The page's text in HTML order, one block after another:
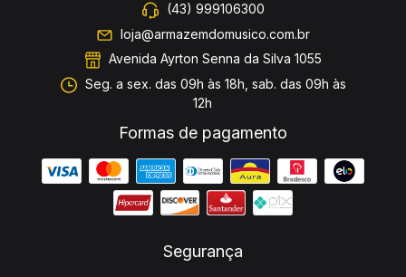
(43) 999106300
loja@armazemdomusico.com.br
Avenida Ayrton Senna da Silva 1055
Seg. a sex. das 09h às 18h, sab. das 09h às
12h
Formas de pagamento
Segurança